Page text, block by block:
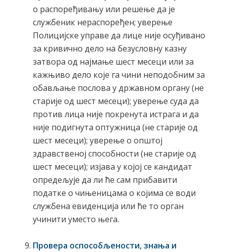
о распоређивању или решење да је
службеник нераспоређен; уверење
Полицијске управе да лице није осуђивано
за кривично дело на безусловну казну
затвора од најмање шест месеци или за
кажњиво дело које га чини неподобним за
обављање послова у државном органу (не
старије од шест месеци); уверење суда да
против лица није покренута истрага и да
није подигнута оптужница (не старије од
шест месеци); уверење о општој
здравственој способности (не старије од
шест месеци); изјава у којој се кандидат
опредељује да ли ће сам прибавити
податке о чињеницама о којима се води
службена евиденција или ће то орган
учинити уместо њега.
Провера оспособљености, знања и